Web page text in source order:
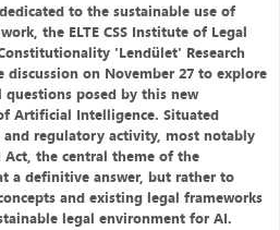
to the sustainable use of
the ELTE CSS Institute of Legal
'Lendület' Research
discussion on November 27 to explore
posed by this new
Artificial Intelligence. Situated
regulatory activity, most notably
the central theme of the
a definitive answer, but rather to
and existing legal frameworks
legal environment for AI.